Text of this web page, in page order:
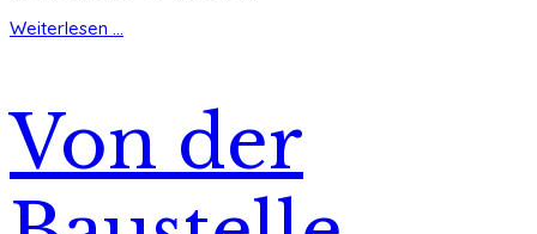
Weiterlesen ...
Von der